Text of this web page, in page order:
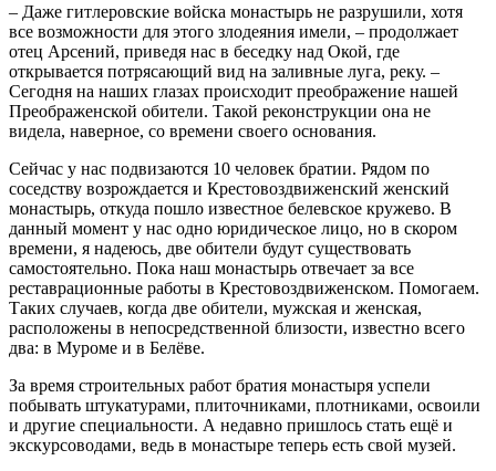
– Даже гитлеровские войска монастырь не разрушили, хотя
все возможности для этого злодеяния имели, – продолжает
отец Арсений, приведя нас в беседку над Окой, где
открывается потрясающий вид на заливные луга, реку. –
Сегодня на наших глазах происходит преображение нашей
Преображенской обители. Такой реконструкции она не
видела, наверное, со времени своего основания.
Сейчас у нас подвизаются 10 человек братии. Рядом по
соседству возрождается и Крестовоздвиженский женский
монастырь, откуда пошло известное белевское кружево. В
данный момент у нас одно юридическое лицо, но в скором
времени, я надеюсь, две обители будут существовать
самостоятельно. Пока наш монастырь отвечает за все
реставрационные работы в Крестовоздвиженском. Помогаем.
Таких случаев, когда две обители, мужская и женская,
расположены в непосредственной близости, известно всего
два: в Муроме и в Белёве.
За время строительных работ братия монастыря успели
побывать штукатурами, плиточниками, плотниками, освоили
и другие специальности. А недавно пришлось стать ещё и
экскурсоводами, ведь в монастыре теперь есть свой музей.